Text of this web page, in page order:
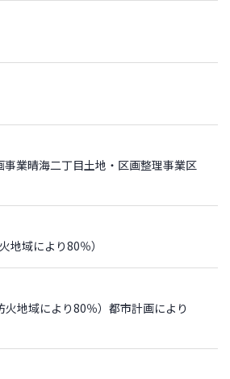
業晴海二丁目土地・区画整理事業区
地域により80％）
地域により80％）都市計画により